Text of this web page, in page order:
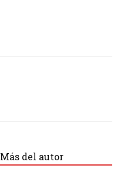
Más del autor